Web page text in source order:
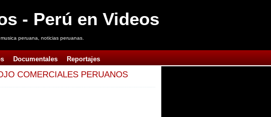
- Perú en Videos
peruana, noticias peruanas.
Documentales Reportajes
COMERCIALES PERUANOS